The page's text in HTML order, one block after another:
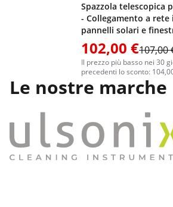
Spazzola telescopica
- Collegamento a rete
pannelli solari e
7200 mm
102,00 €107,00
Il prezzo più basso nei 30
precedenti lo sconto:
Le nostre marche